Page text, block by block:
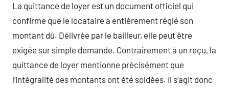
La quittance de loyer est un document officiel qui
confirme que le locataire a entièrement réglé son
montant dû. Délivrée par le bailleur, elle peut être
exigée sur simple demande. Contrairement à un reçu, la
quittance de loyer mentionne précisément que
l’intégralité des montants ont été soldées. Il s’agit donc